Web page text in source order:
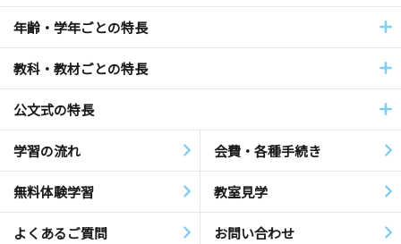
年齢・学年ごとの特長
教科・教材ごとの特長
公文式の特長
学習の流れ 会費・各種手続き
無料体験学習 教室見学
よくあるご質問 お問い合わせ